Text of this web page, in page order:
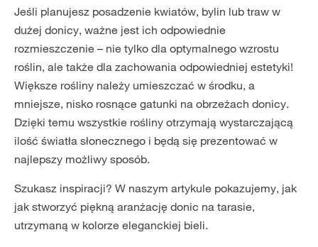
Jeśli planujesz posadzenie kwiatów, bylin lub traw w
dużej donicy, ważne jest ich odpowiednie
rozmieszczenie – nie tylko dla optymalnego wzrostu
roślin, ale także dla zachowania odpowiedniej estetyki!
Większe rośliny należy umieszczać w środku, a
mniejsze, nisko rosnące gatunki na obrzeżach donicy.
Dzięki temu wszystkie rośliny otrzymają wystarczającą
ilość światła słonecznego i będą się prezentować w
najlepszy możliwy sposób.
Szukasz inspiracji? W naszym artykule pokazujemy, jak
jak stworzyć piękną aranżację donic na tarasie,
utrzymaną w kolorze eleganckiej bieli.